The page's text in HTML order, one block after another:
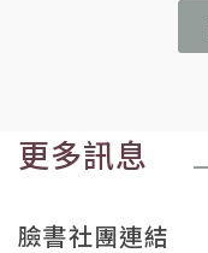
更多訊息
臉書社團連結